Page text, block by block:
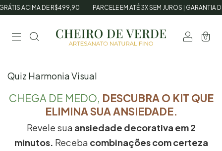
ACIMA DE R$499,90 PARCELE EM ATÉ 3X SEM JUROS | GARANTIA
0
Quiz Harmonia Visual
CHEGA DE MEDO, DESCUBRA O KIT QUE
ELIMINA SUA ANSIEDADE.
Revele sua ansiedade decorativa em 2
minutos. Receba combinações com certeza